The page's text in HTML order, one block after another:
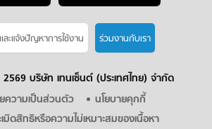
ละแจ้งปัญหาการใช้งาน ร่วมงานกับเรา
2569 บริษัท เทนเซ็นต์ (ประเทศไทย) จำกัด
ความเป็นส่วนตัว
นโยบายคุกกี้
มิดสิทธิหรือความไม่เหมาะสมของเนื้อหา